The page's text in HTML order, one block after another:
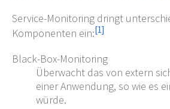
Service-Monitoring dringt
Komponenten ein:[1]
Black-Box-Monitoring
Überwacht das von extern
einer Anwendung, so wie es
würde.